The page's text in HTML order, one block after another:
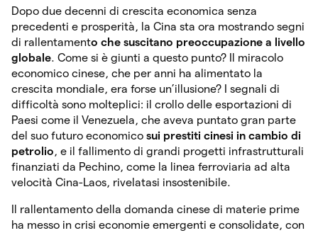
Dopo due decenni di crescita economica senza
precedenti e prosperità, la Cina sta ora mostrando segni
di rallentamento che suscitano preoccupazione a livello
globale. Come si è giunti a questo punto? Il miracolo
economico cinese, che per anni ha alimentato la
crescita mondiale, era forse un’illusione? I segnali di
difficoltà sono molteplici: il crollo delle esportazioni di
Paesi come il Venezuela, che aveva puntato gran parte
del suo futuro economico sui prestiti cinesi in cambio di
petrolio, e il fallimento di grandi progetti infrastrutturali
finanziati da Pechino, come la linea ferroviaria ad alta
velocità Cina-Laos, rivelatasi insostenibile.
Il rallentamento della domanda cinese di materie prime
ha messo in crisi economie emergenti e consolidate, con